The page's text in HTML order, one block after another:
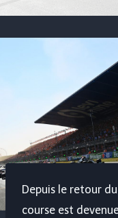
Depuis le retour
course est